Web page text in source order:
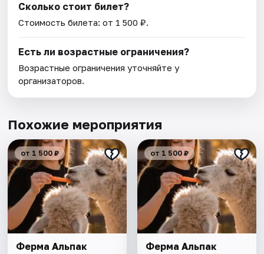
Сколько стоит билет?
Стоимость билета: от 1 500 ₽.
Есть ли возрастные ограничения?
Возрастные ограничения уточняйте у
организаторов.
Похожие мероприятия
от 1 500 ₽
Ферма Альпак
от 1 500 ₽
Ферма Альпак